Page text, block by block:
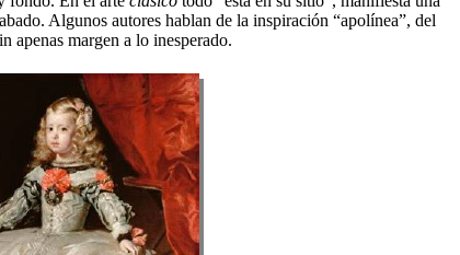
Algunos autores hablan de la inspiración “apolínea”, del
apenas margen a lo inesperado.